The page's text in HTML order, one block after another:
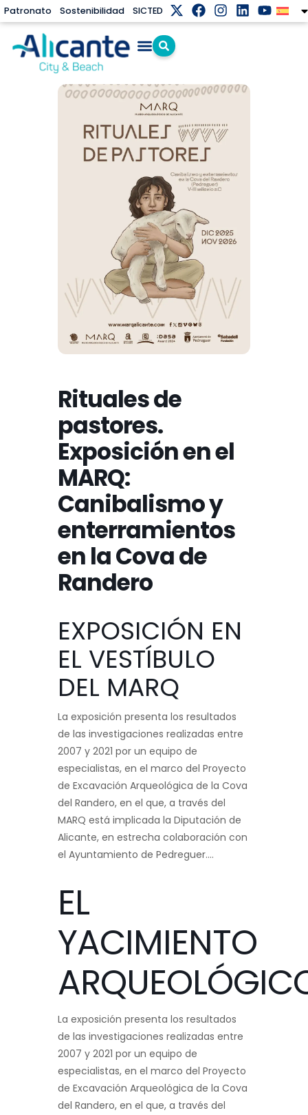
Patronato Sostenibilidad SICTED
Rituales de
pastores.
Exposición en el
MARQ:
Canibalismo y
enterramientos
en la Cova de
Randero
EXPOSICIÓN EN
EL VESTÍBULO
DEL MARQ
La exposición presenta los resultados
de las investigaciones realizadas entre
2007 y 2021 por un equipo de
especialistas, en el marco del Proyecto
de Excavación Arqueológica de la Cova
del Randero, en el que, a través del
MARQ está implicada la Diputación de
Alicante, en estrecha colaboración con
el Ayuntamiento de Pedreguer….
EL
YACIMIENTO
La exposición presenta los resultados
de las investigaciones realizadas entre
2007 y 2021 por un equipo de
especialistas, en el marco del Proyecto
de Excavación Arqueológica de la Cova
del Randero, en el que, a través del